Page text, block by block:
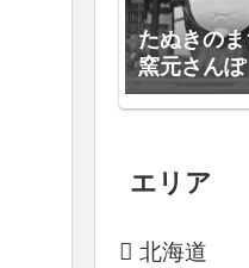
たぬきの
窯元さんぽ
エリア
北海道